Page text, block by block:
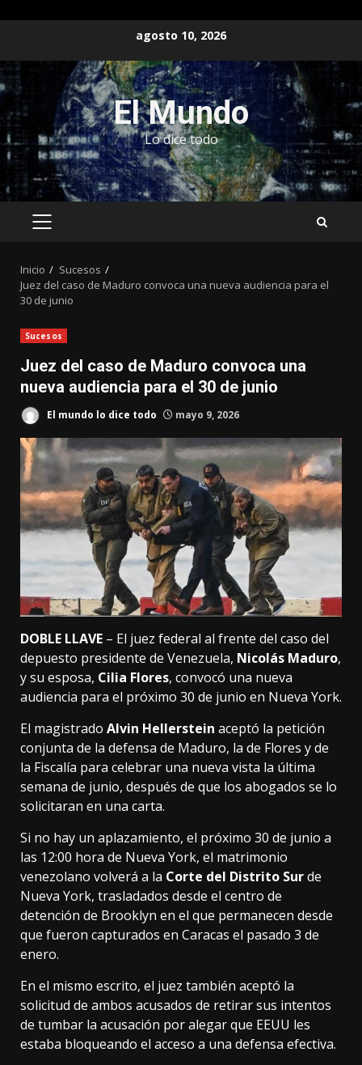
contenido
agosto 10, 2026
El Mundo
Lo dice todo
MENÚ
Inicio
Sucesos
Juez del caso de Maduro convoca una nueva audiencia para el
30 de junio
Sucesos
Juez del caso de Maduro convoca una
nueva audiencia para el 30 de junio
El mundo lo dice todo mayo 9, 2026
DOBLE LLAVE – El juez federal al frente del caso del
depuesto presidente de Venezuela, Nicolás Maduro,
y su esposa, Cilia Flores, convocó una nueva
audiencia para el próximo 30 de junio en Nueva York.
El magistrado Alvin Hellerstein aceptó la petición
conjunta de la defensa de Maduro, la de Flores y de
la Fiscalía para celebrar una nueva vista la última
semana de junio, después de que los abogados se lo
solicitaran en una carta.
Si no hay un aplazamiento, el próximo 30 de junio a
las 12:00 hora de Nueva York, el matrimonio
venezolano volverá a la Corte del Distrito Surde
Nueva York, trasladados desde el centro de
detención de Brooklyn en el que permanecen desde
que fueron capturados en Caracas el pasado 3 de
enero.
En el mismo escrito, el juez también aceptó la
solicitud de ambos acusados de retirar sus intentos
de tumbar la acusación por alegar que EEUU les
estaba bloqueando el acceso a una defensa efectiva.